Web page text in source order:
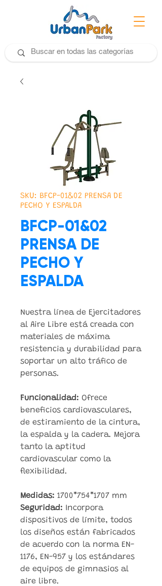
SKU: BFCP-01&02 PRENSA DE
PECHO Y ESPALDA
BFCP-01&02
PRENSA DE
PECHO Y
ESPALDA
Nuestra línea de Ejercitadores
al Aire Libre está creada con
materiales de máxima
resistencia y durabilidad para
soportar un alto tráfico de
personas.
Funcionalidad: Ofrece
beneficios cardiovasculares,
de estiramiento de la cintura,
la espalda y la cadera. Mejora
tanto la aptitud
cardiovascular como la
flexibilidad.
Medidas: 1700*754*1707 mm
Seguridad:
Incorpora
dispositivos de límite, todos
los diseños están fabricados
de acuerdo con la norma EN-
1176, EN-957 y los estándares
de equipos de gimnasios al
aire libre.